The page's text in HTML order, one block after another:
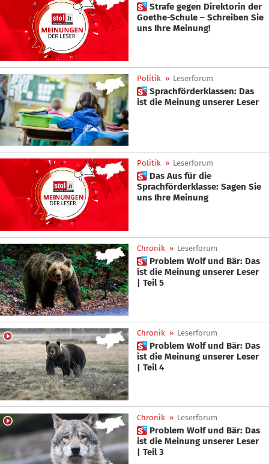
 Strafe gegen Direktorin der
Goethe-Schule – Schreiben Sie
uns Ihre Meinung!
Politik » Leserforum
 Sprachförderklassen: Das
ist die Meinung unserer Leser
Politik » Leserforum
 Das Aus für die
Sprachförderklasse: Sagen Sie
uns Ihre Meinung
Chronik » Leserforum
 Problem Wolf und Bär: Das
ist die Meinung unserer Leser
| Teil 5
Chronik » Leserforum
 Problem Wolf und Bär: Das
ist die Meinung unserer Leser
| Teil 4
Chronik » Leserforum
 Problem Wolf und Bär: Das
ist die Meinung unserer Leser
| Teil 3